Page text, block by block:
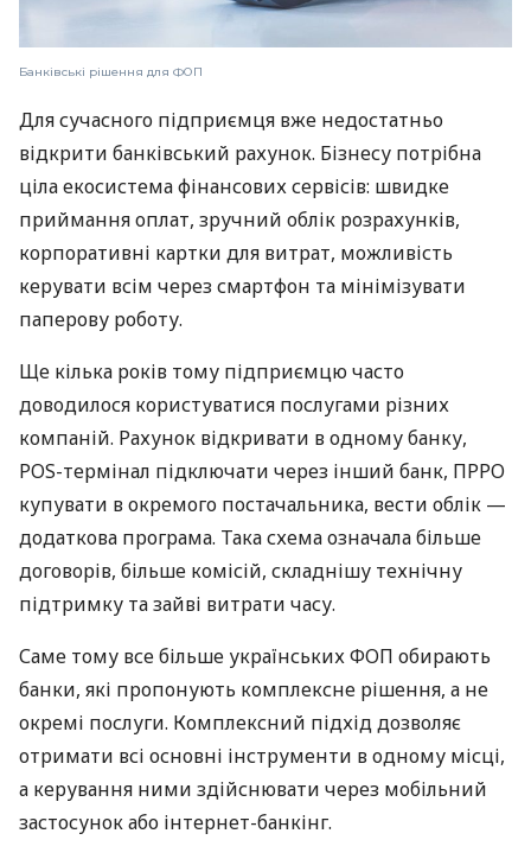
Банківські рішення для ФОП
Для сучасного підприємця вже недостатньо
відкрити банківський рахунок. Бізнесу потрібна
ціла екосистема фінансових сервісів: швидке
приймання оплат, зручний облік розрахунків,
корпоративні картки для витрат, можливість
керувати всім через смартфон та мінімізувати
паперову роботу.
Ще кілька років тому підприємцю часто
доводилося користуватися послугами різних
компаній. Рахунок відкривати в одному банку,
POS-термінал підключати через інший банк, ПРРО
купувати в окремого постачальника, вести облік —
додаткова програма. Така схема означала більше
договорів, більше комісій, складнішу технічну
підтримку та зайві витрати часу.
Саме тому все більше українських ФОП обирають
банки, які пропонують комплексне рішення, а не
окремі послуги. Комплексний підхід дозволяє
отримати всі основні інструменти в одному місці,
а керування ними здійснювати через мобільний
застосунок або інтернет-банкінг.